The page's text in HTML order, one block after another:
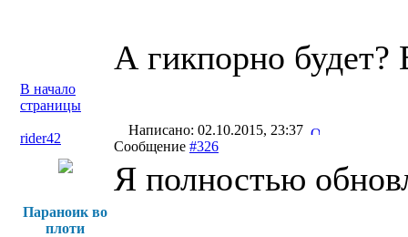
А гикпорно
В начало
страницы
rider42
Написано: 02.10.2015, 23:37
Сообщение #326
Параноик во
плоти
Я полностью